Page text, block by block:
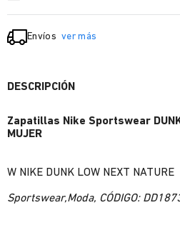
Envíos ver más
DESCRIPCIÓN
Zapatillas Nike Sportswear DUNK
MUJER
W NIKE DUNK LOW NEXT NATURE
Sportswear,Moda, CÓDIGO: